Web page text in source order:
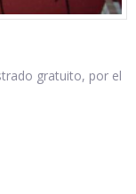
gratuito, por el